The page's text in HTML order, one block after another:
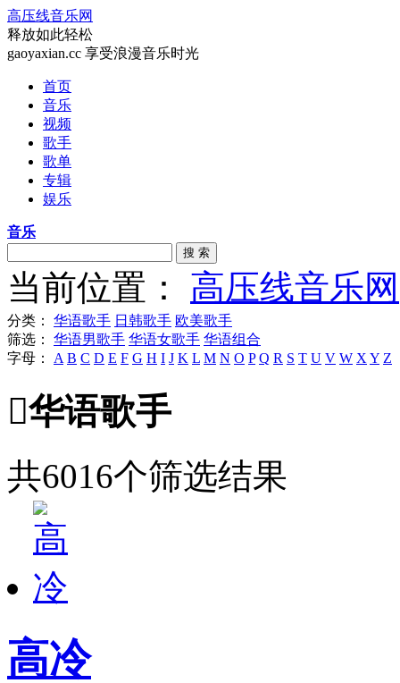
高压线音乐网
释放如此轻松
gaoyaxian.cc 享受浪漫音乐时光
首页
音乐
视频
歌手
歌单
专辑
娱乐
音乐
搜 索
当前位置： 高压线音乐网
分类： 华语歌手 日韩歌手 欧美歌手
筛选： 华语男歌手 华语女歌手 华语组合
字母： A B C D E F G H I J K L M N O P Q R S T U V W X Y Z
华语歌手
共6016个筛选结果
高冷